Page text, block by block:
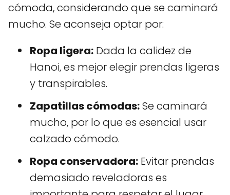
cómoda, considerando que se caminará
mucho. Se aconseja optar por:
Ropa ligera: Dada la calidez de
Hanoi, es mejor elegir prendas ligeras
y transpirables.
Zapatillas cómodas:Se caminará
mucho, por lo que es esencial usar
calzado cómodo.
Ropa conservadora: Evitar prendas
demasiado reveladoras es